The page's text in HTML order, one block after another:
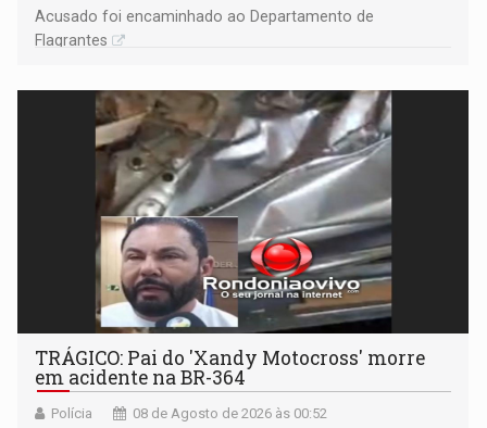
Acusado foi encaminhado ao Departamento de
Flagrantes
TRÁGICO: Pai do 'Xandy Motocross' morre
em acidente na BR-364
Polícia 08 de Agosto de 2026 às 00:52